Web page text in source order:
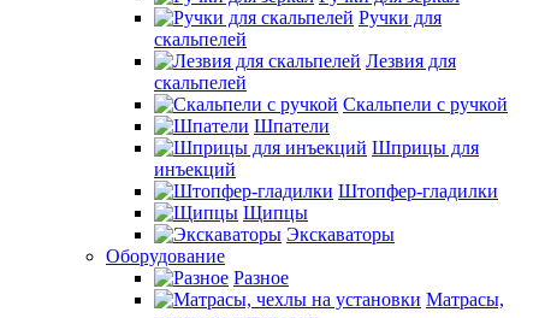
Ручки для
скальпелей
Лезвия для
скальпелей
Скальпели с ручкой
Шпатели
Шприцы для
инъекций
Штопфер-гладилки
Щипцы
Экскаваторы
Оборудование
Разное
Матрасы,